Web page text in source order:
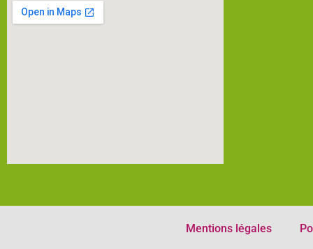
Mentions légales